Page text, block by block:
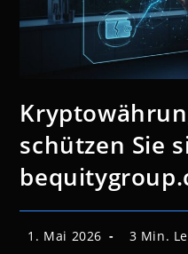
schützen Sie
Beitrag
1. Mai 2026 3 Min.